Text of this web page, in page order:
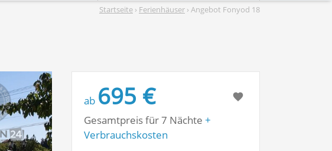
Startseite › Ferienhäuser › Angebot Fonyod 18
ab 695 €
Gesamtpreis für 7 Nächte +
Verbrauchskosten